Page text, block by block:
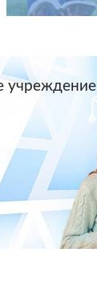
учреждение